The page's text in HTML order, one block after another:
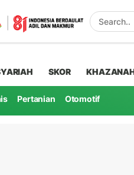
SKOR
Pertanian Otomotif